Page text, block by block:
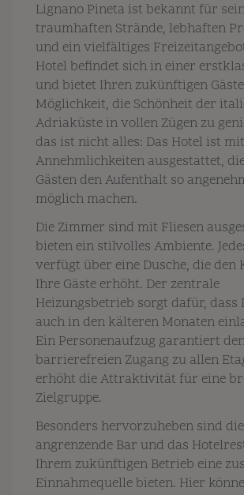
Lignano Pineta ist bekannt für
traumhaften Strände, lebhaften
und ein vielfältiges
Hotel befindet sich in einer
und bietet Ihren zukünftigen
Möglichkeit, die Schönheit der
Adriaküste in vollen Zügen zu
das ist nicht alles: Das Hotel ist
Annehmlichkeiten ausgestattet,
Gästen den Aufenthalt so
möglich machen.
Die Zimmer sind mit Fliesen
bieten ein stilvolles Ambiente.
verfügt über eine Dusche, die
Ihre Gäste erhöht. Der zentrale
Heizungsbetrieb sorgt dafür, dass
auch in den kälteren Monaten
Ein Personenaufzug garantiert
barrierefreien Zugang zu allen
erhöht die Attraktivität für eine
Zielgruppe.
Besonders hervorzuheben sind die
angrenzende Bar und das
Ihrem zukünftigen Betrieb eine
Einnahmequelle bieten. Hier